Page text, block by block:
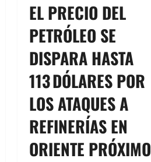
EL PRECIO DEL
PETRÓLEO SE
DISPARA HASTA
113 DÓLARES POR
LOS ATAQUES A
REFINERÍAS EN
ORIENTE PRÓXIMO